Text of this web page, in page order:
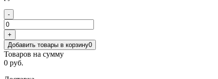
-
+
Добавить товары в корзину0
Товаров на сумму
0 руб.